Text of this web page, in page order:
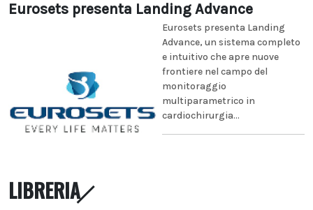
Eurosets presenta Landing Advance
Eurosets presenta Landing
Advance, un sistema completo
e intuitivo che apre nuove
frontiere nel campo del
monitoraggio
multiparametrico in
cardiochirurgia...
LIBRERIA